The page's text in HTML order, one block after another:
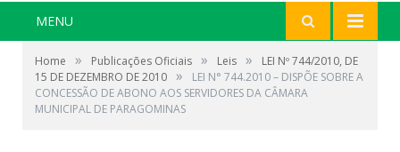
MENU
Home » Publicações Oficiais » Leis »
LEI Nº 744/2010, DE
15 DE DEZEMBRO DE 2010 »
LEI N° 744.2010 – DISPÕE SOBRE A
CONCESSÃO DE ABONO AOS SERVIDORES DA CÂMARA
MUNICIPAL DE PARAGOMINAS